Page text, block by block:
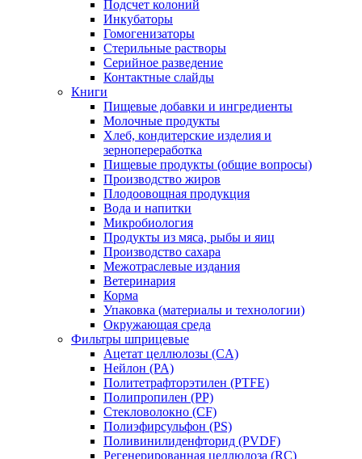
Подсчет колоний
Инкубаторы
Гомогенизаторы
Стерильные растворы
Серийное разведение
Контактные слайды
Книги
Пищевые добавки и ингредиенты
Молочные продукты
Хлеб, кондитерские изделия и
зернопереработка
Пищевые продукты (общие вопросы)
Производство жиров
Плодоовощная продукция
Вода и напитки
Микробиология
Продукты из мяса, рыбы и яиц
Производство сахара
Межотраслевые издания
Ветеринария
Корма
Упаковка (материалы и технологии)
Окружающая среда
Фильтры шприцевые
Ацетат целлюлозы (CA)
Нейлон (PA)
Политетрафторэтилен (PTFE)
Полипропилен (PP)
Стекловолокно (CF)
Полиэфирсульфон (PS)
Поливинилиденфторид (PVDF)
Регенерированная целлюлоза (RC)